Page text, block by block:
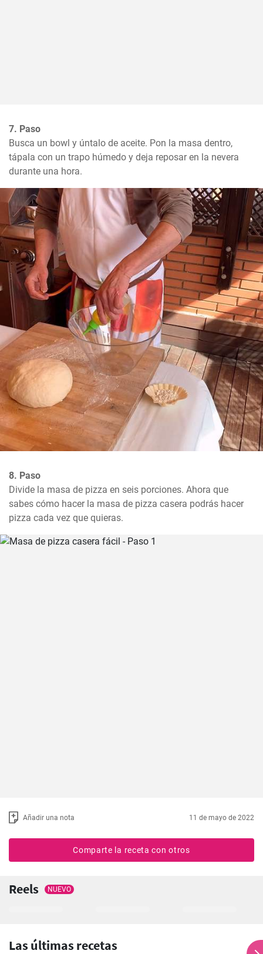
7. Paso
Busca un bowl y úntalo de aceite. Pon la masa dentro,
tápala con un trapo húmedo y deja reposar en la nevera
durante una hora.
8. Paso
Divide la masa de pizza en seis porciones. Ahora que
sabes cómo hacer la masa de pizza casera podrás hacer
pizza cada vez que quieras.
Añadir una nota 11 de mayo de 2022
Comparte la receta con otros
Reels NUEVO
Las últimas recetas